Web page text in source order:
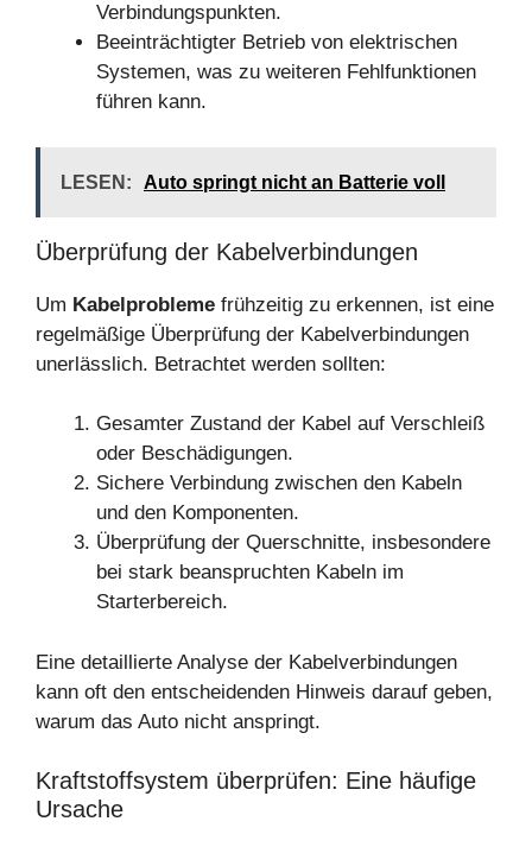
Verbindungspunkten.
Beeinträchtigter Betrieb von elektrischen
Systemen, was zu weiteren Fehlfunktionen
führen kann.
LESEN: Auto springt nicht an Batterie voll
Überprüfung der Kabelverbindungen
Um Kabelprobleme frühzeitig zu erkennen, ist eine
regelmäßige Überprüfung der Kabelverbindungen
unerlässlich. Betrachtet werden sollten:
Gesamter Zustand der Kabel auf Verschleiß
oder Beschädigungen.
Sichere Verbindung zwischen den Kabeln
und den Komponenten.
Überprüfung der Querschnitte, insbesondere
bei stark beanspruchten Kabeln im
Starterbereich.
Eine detaillierte Analyse der Kabelverbindungen
kann oft den entscheidenden Hinweis darauf geben,
warum das Auto nicht anspringt.
Kraftstoffsystem überprüfen: Eine häufige
Ursache